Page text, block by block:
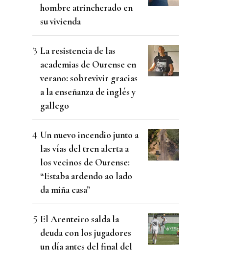
hombre atrincherado en
su vivienda
La resistencia de las
academias de Ourense en
verano: sobrevivir gracias
a la enseñanza de inglés y
gallego
Un nuevo incendio junto a
las vías del tren alerta a
los vecinos de Ourense:
“Estaba ardendo ao lado
da miña casa”
El Arenteiro salda la
deuda con los jugadores
un día antes del final del